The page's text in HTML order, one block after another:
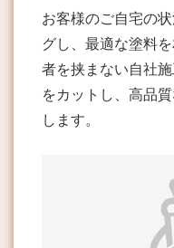
お客様のご自宅の
グし、最適な塗料
者を挟まない自社
をカットし、高品
します。